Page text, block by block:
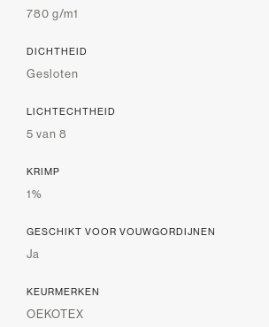
780 g/m1
DICHTHEID
Gesloten
LICHTECHTHEID
5 van 8
KRIMP
1%
GESCHIKT VOOR VOUWGORDIJNEN
Ja
KEURMERKEN
OEKOTEX